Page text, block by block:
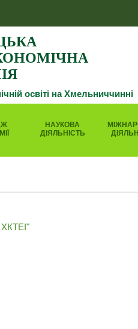
освіті на Хмельниччинні
НАУКОВА
ДІЯЛЬНІСТЬ
ХКТЕІ"